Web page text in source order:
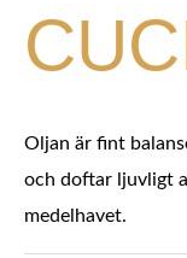
Oljan är fint
och doftar ljuvligt
medelhavet.